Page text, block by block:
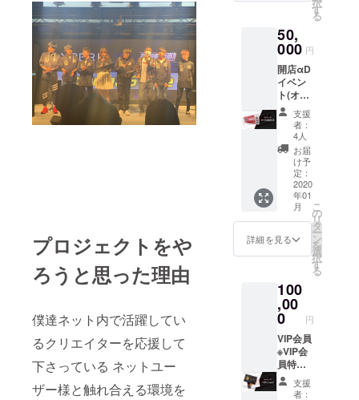
プロジェクトをや
ろうと思った理由
僕達ネット内で活躍してい
るクリエイターを応援して
下さっている ネットユー
ザー様と触れ合える環境を
参加時
チェキ1
回撮影
券
セージ す
る
50,
000 円
開店αD
イベン
ト(オフ
会)優待
券 記念
品グッ
ズ贈呈
(クラウ
ドファ
ンディ
ング限
ター2種
(白 黒)
αDアク
リル
ルダー
(クラウ
ドファ
ンディ
ング限
定) αD
全員集
合クッ
ション
支援
者：
4人
お届
け予
定：
2020
年01
月
詳細を見る
こ
の
リ
タ
ー
ン
を
選
択
す
る
100
,00
0 円
VIP会員
※VIP会
員特典
詳細 ❶
VIP専用
支援
者：